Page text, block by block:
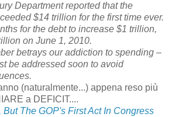
Department reported that the
$14 trillion for the first time ever.
for the debt to increase $1 trillion,
on June 1, 2010.
betrays our addiction to spending –
be addressed soon to avoid
(naturalmente...) appena reso più
a DEFICIT....
But The GOP's First Act In Congress